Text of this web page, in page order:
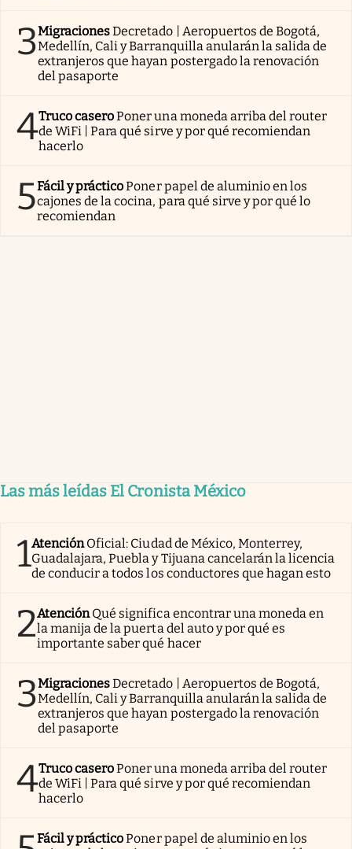
3MigracionesDecretado | Aeropuertos de Bogotá,
Medellín, Cali y Barranquilla anularán la salida de
extranjeros que hayan postergado la renovación
del pasaporte
4Truco caseroPoner una moneda arriba del router
de WiFi | Para qué sirve y por qué recomiendan
hacerlo
5Fácil y prácticoPoner papel de aluminio en los
cajones de la cocina, para qué sirve y por qué lo
recomiendan
Las más leídas El Cronista México
1AtenciónOficial: Ciudad de México, Monterrey,
Guadalajara, Puebla y Tijuana cancelarán la licencia
de conducir a todos los conductores que hagan esto
2AtenciónQué significa encontrar una moneda en
la manija de la puerta del auto y por qué es
importante saber qué hacer
3MigracionesDecretado | Aeropuertos de Bogotá,
Medellín, Cali y Barranquilla anularán la salida de
extranjeros que hayan postergado la renovación
del pasaporte
4Truco caseroPoner una moneda arriba del router
de WiFi | Para qué sirve y por qué recomiendan
hacerlo
Fácil y prácticoPoner papel de aluminio en los